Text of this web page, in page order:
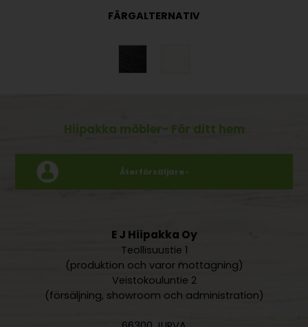
FÄRGALTERNATIV
Hiipakka möbler- För ditt hem
Återförsäljare ›
E J Hiipakka Oy
Teollisuustie 1
(produktion och varor mottagning)
Veistokouluntie 2
(försäljning, showroom och administration)